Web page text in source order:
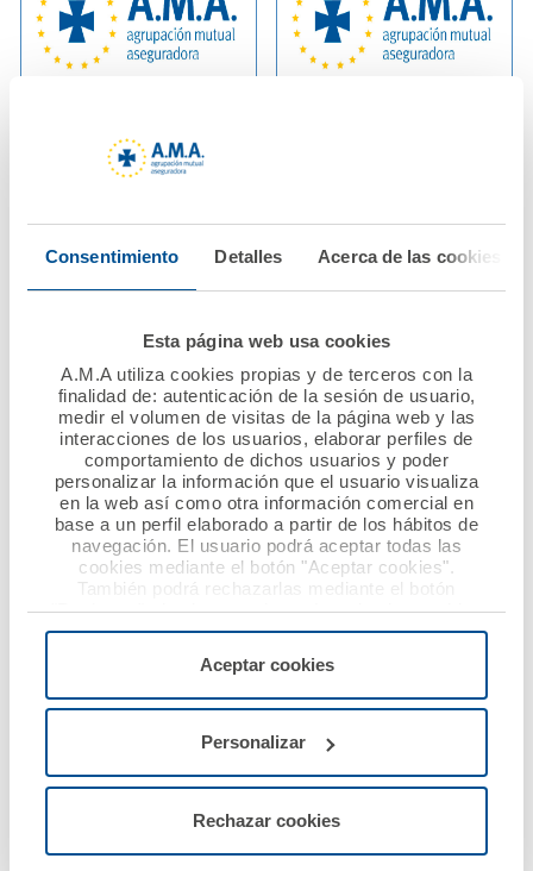
Consentimiento Detalles Acerca de las cookies
Esta página web usa cookies
A.M.A utiliza cookies propias y de terceros con la
finalidad de: autenticación de la sesión de usuario,
medir el volumen de visitas de la página web y las
interacciones de los usuarios, elaborar perfiles de
comportamiento de dichos usuarios y poder
personalizar la información que el usuario visualiza
en la web así como otra información comercial en
base a un perfil elaborado a partir de los hábitos de
navegación. El usuario podrá aceptar todas las
cookies mediante el botón "Aceptar cookies".
También podrá rechazarlas mediante el botón
"Rechazar", donde se rechazarán todas las cookies
menos las necesarias para permitir el acceso a los
configurarlas usando el botón “Personalizar".
Aceptar cookies
Personalizar
Rechazar cookies
02 julio 2025
Fundación A.M.A.
aprueba por
Ver noticia
lanza la convocatoria
del XII Premio
60.000 euros
Ver noticia
sobre el aumento de
profesionales
sanitarios y reclama
una respuesta legal
firme y homogénea
obtenido un beneficio
de 23,93 millones de
euros en 2024 y
refuerza su liderazgo
como mutua de
referencia del sector